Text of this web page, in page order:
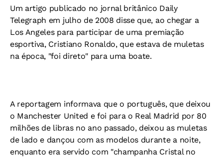
Um artigo publicado no jornal britânico Daily
Telegraph em julho de 2008 disse que, ao chegar a
Los Angeles para participar de uma premiação
esportiva, Cristiano Ronaldo, que estava de muletas
na época, "foi direto" para uma boate.
A reportagem informava que o português, que deixou
o Manchester United e foi para o Real Madrid por 80
milhões de libras no ano passado, deixou as muletas
de lado e dançou com as modelos durante a noite,
enquanto era servido com "champanha Cristal no